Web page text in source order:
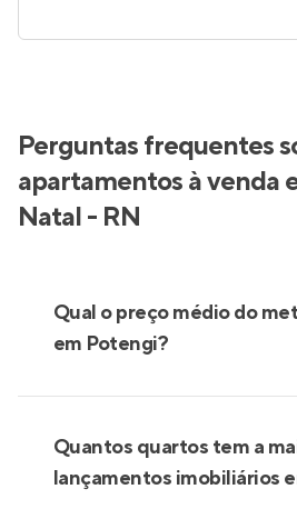
Perguntas frequentes
apartamentos à venda
Natal - RN
Qual o preço médio do
em Potengi?
Quantos quartos tem a
lançamentos imobiliários